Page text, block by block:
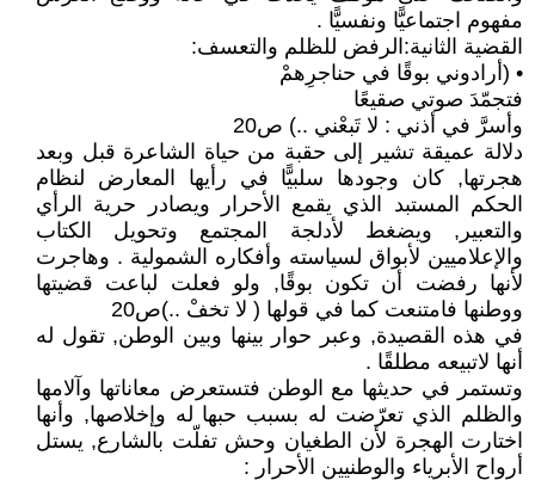
مفهوم اجتماعيًّا ونفسيًّا .
القضية الثانية:الرفض للظلم والتعسف:
• (أرادوني بوقًا في حناجرِهمْ
فتجمّدَ صوتي صقيعًا
وأسرَّ في أذني : لا تَبعْني ..) ص20
دلالة عميقة تشير إلى حقبة من حياة الشاعرة قبل وبعد
هجرتها, كان وجودها سلبيًّا في رأيها المعارض لنظام
الحكم المستبد الذي يقمع الأحرار ويصادر حرية الرأي
والتعبير, ويضغط لأدلجة المجتمع وتحويل الكتاب
والإعلاميين لأبواق لسياسته وأفكاره الشمولية . وهاجرت
لأنها رفضت أن تكون بوقًا, ولو فعلت لباعت قضيتها
ووطنها فامتنعت كما في قولها ( لا تخفْ ..)ص20
في هذه القصيدة, وعبر حوار بينها وبين الوطن, تقول له
أنها لاتبيعه مطلقًا .
وتستمر في حديثها مع الوطن فتستعرض معاناتها وآلامها
والظلم الذي تعرّضت له بسبب حبها له وإخلاصها, وأنها
اختارت الهجرة لأن الطغيان وحش تفلّت بالشارع, يستل
أرواح الأبرياء والوطنيين الأحرار :